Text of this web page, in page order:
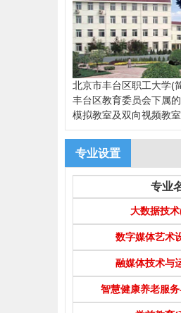
北京市丰台区职工大学(
丰台区教育委员会下属
模拟教室及双向视频教
专业设置
专业
大数据技
数字媒体艺术
融媒体技术与
智慧健康养老服